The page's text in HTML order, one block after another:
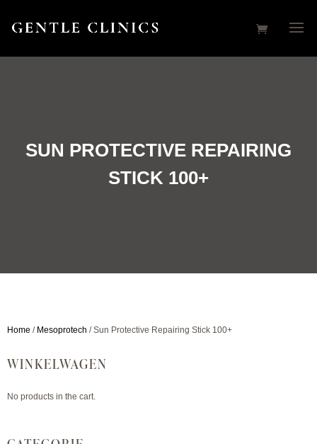
SUN PROTECTIVE REPAIRING
STICK 100+
Home / Mesoprotech / Sun Protective Repairing Stick 100+
WINKELWAGEN
No products in the cart.